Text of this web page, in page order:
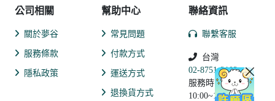
公司相關
關於夢谷
服務條款
隱私政策
幫助中心
常見問題
付款方式
運送方式
退換貨方式
聯絡資訊
聯繫客服
台灣
02-8751-2102
服務時間:
10:00~19:00